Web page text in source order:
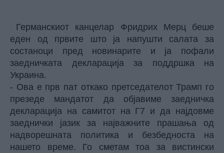
Германскиот канцелар Фридрих Мерц беше
еден од првите што ја напушти салата за
состаноци пред новинарите и ја пофали
заедничката декларација за поддршка на
Украина.
- Ова е прв пат откако претседателот Трамп го
презеде мандатот да објавиме заедничка
декларација на самитот на Г7 и да најдовме
заеднички јазик за најважните прашања од
надворешната политика и безбедноста на
нашето време. Го сметам тоа за вистински